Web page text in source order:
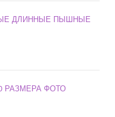
ДЛИННЫЕ ПЫШНЫЕ
РАЗМЕРА ФОТО